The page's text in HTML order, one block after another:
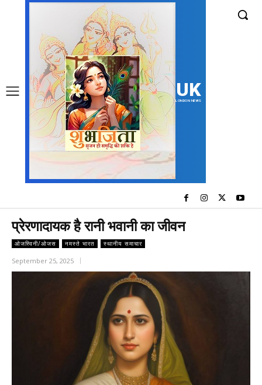
UK
LONDON NEWS
प्रेरणादायक है रानी भवानी का जीवन
ओजस्विनी/ओजस नमस्ते भारत स्थानीय समाचार
September 25, 2025